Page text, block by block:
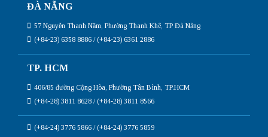
ĐÀ NẴNG
57 Nguyễn Thanh Năm, Phường Thanh Khê, TP Đà Nẵng
(+84-23) 6358 8886 / (+84-23) 6361 2886
TP. HCM
406/85 đường Cộng Hòa, Phường Tân Bình, TP.HCM
(+84-28) 3811 8628 / (+84-28) 3811 8566
(+84-24) 3776 5866 / (+84-24) 3776 5859